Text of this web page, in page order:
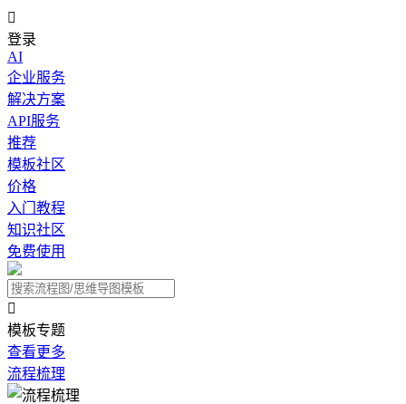

登录
AI
企业服务
解决方案
API服务
推荐
模板社区
价格
入门教程
知识社区
免费使用

模板专题
查看更多
流程梳理